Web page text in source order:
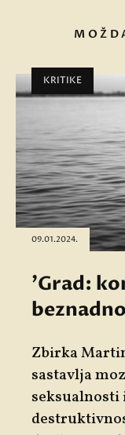
KRITIKE
09.01.2024.
'Grad:
Zbirka
sastavlja
seksualnosti